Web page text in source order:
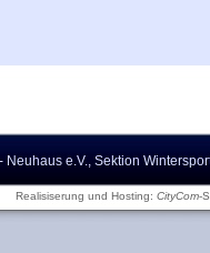
e.V., Sektion
Realisiserung und Hosting: CityCom-